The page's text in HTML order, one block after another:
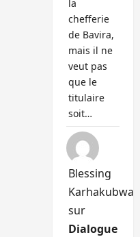
la
chefferie
de Bavira,
mais il ne
veut pas
que le
titulaire
soit…
Blessing
Karhakubwa
sur
Dialogue